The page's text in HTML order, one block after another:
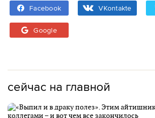
Facebook VKontakte
Google
сейчас на главной